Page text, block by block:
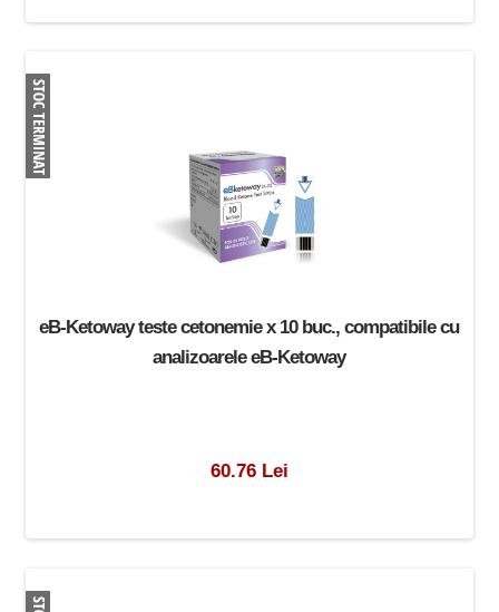
eB-Ketoway teste cetonemie x 10 buc., compatibile cu
analizoarele eB-Ketoway
60.76 Lei